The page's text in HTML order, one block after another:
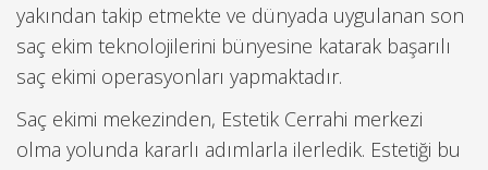
yakından takip etmekte ve dünyada uygulanan son
saç ekim teknolojilerini bünyesine katarak başarılı
saç ekimi operasyonları yapmaktadır.
Saç ekimi mekezinden, Estetik Cerrahi merkezi
olma yolunda kararlı adımlarla ilerledik. Estetiği bu